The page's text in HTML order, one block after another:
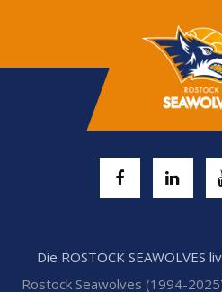
Die ROSTOCK SEAWOLVES
Rostock Seawolves (1994-